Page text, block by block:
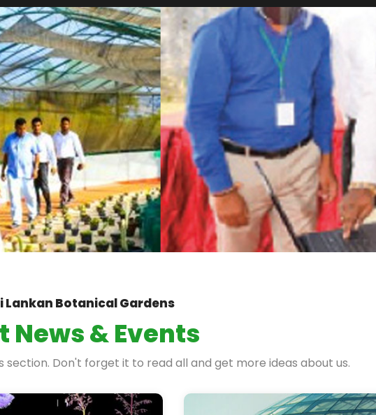
Lankan Botanical Gardens
News & Events
Don't forget it to read all and get more ideas about us.